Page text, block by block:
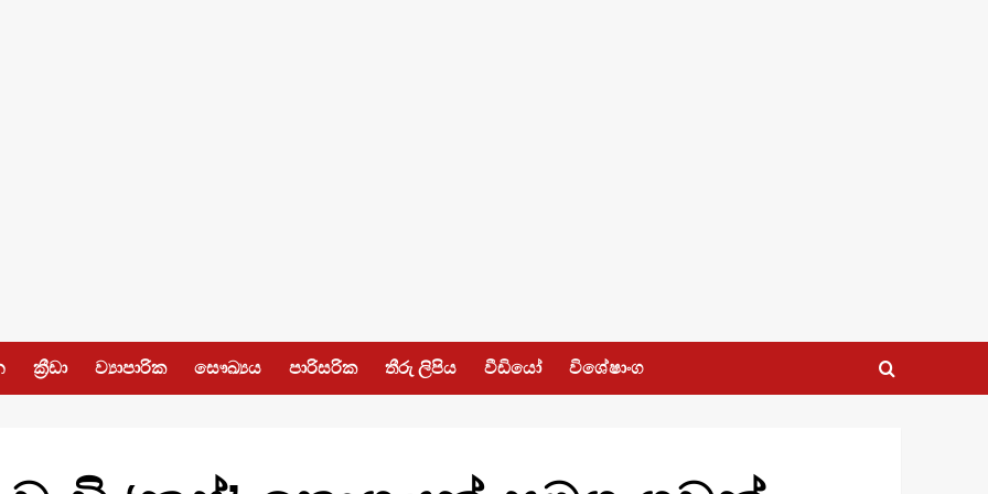
ක්‍රීඩා ව්‍යාපාරික සෞඛ්‍යය පාරිසරික තීරු ලිපිය වීඩියෝ විශේෂාංග